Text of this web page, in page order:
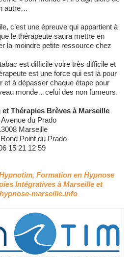
autre…
c’est une épreuve qui appartient à
le thérapeute saura mettre en
la moindre petite ressource chez
est difficile voire très difficile et
est une force qui est là pour
et à dépasser chaque étape pour
monde…celui des non fumeurs.
et Thérapies Brèves à Marseille
Avenue du Prado
Marseille
Point du Prado
15 21 12 59
Intégratives à Marseille et
marseille.info